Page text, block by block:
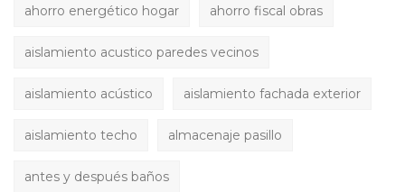
ahorro energético hogar ahorro fiscal obras
aislamiento acustico paredes vecinos
aislamiento acústico aislamiento fachada exterior
aislamiento techo almacenaje pasillo
antes y después baños